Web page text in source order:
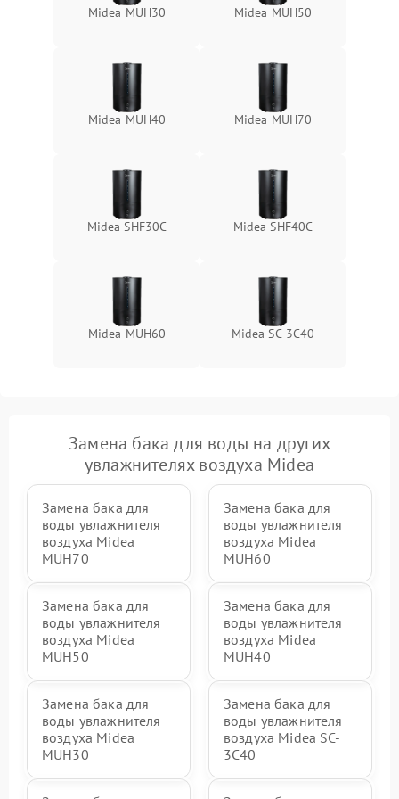
Midea MUH30 Midea MUH50
Midea MUH40 Midea MUH70
Midea SHF30C Midea SHF40C
Midea MUH60 Midea SC-3C40
Замена бака для воды на других
увлажнителях воздуха Midea
Замена бака для
воды увлажнителя
воздуха Midea
MUH70
Замена бака для
воды увлажнителя
воздуха Midea
MUH60
Замена бака для
воды увлажнителя
воздуха Midea
MUH50
Замена бака для
воды увлажнителя
воздуха Midea
MUH40
Замена бака для
воды увлажнителя
воздуха Midea
MUH30
Замена бака для
воды увлажнителя
воздуха Midea SC-
3C40